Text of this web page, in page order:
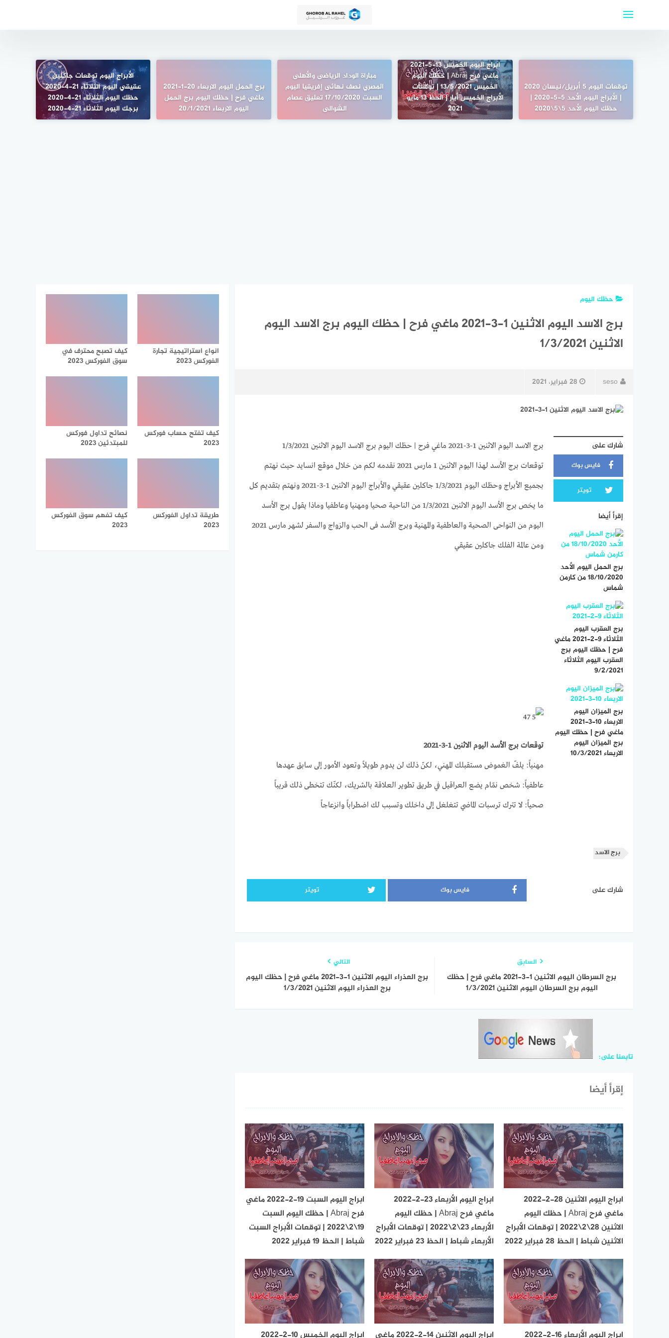
توقعات اليوم 5 أبريل/نيسان 2020
| الأبراج اليوم الأحد 5-5-2020 |
حظك اليوم الأحد 5\5\2020
ابراج اليوم الخميس 13-5-2021
ماغي فرح Abraj | حظك اليوم
الخميس 13/5/2021 | توقعات
الأبراج الخميس أيار | الحظ 13 مايو
2021
مباراة الوداد الرياضى والأهلى
المصري نصف نهائى إفريقيا اليوم
السبت 17/10/2020 تعليق عصام
الشوالى
برج الحمل اليوم الاربعاء 20-1-2021
ماغي فرح | حظك اليوم برج الحمل
اليوم الاربعاء 20/1/2021
الأبراج اليوم توقعات جاكلين
عقيقي اليوم الثلاثاء 21-4-2020
حظك اليوم الثلاثاء 21-4-2020
برجك اليوم الثلاثاء 21-4-2020
حظك اليوم
برج الاسد اليوم الاثنين 1-3-2021 ماغي فرح | حظك اليوم برج الاسد اليوم
الاثنين 1/3/2021
seso 28 فبراير، 2021
برج الاسد اليوم الاثنين 1-3-2021 ماغي فرح | حظك اليوم برج الاسد اليوم الاثنين 1/3/2021
توقعات برج الأسد لهذا اليوم الاثنين 1 مارس 2021 نقدمه لكم من خلال موقع انسايد حيث نهتم
بجميع الأبراج وحظك اليوم 1/3/2021 جاكلين عقيقي والأبراج اليوم الاثنين 1-3-2021 ونهتم بتقديم كل
ما يخص برج الأسد اليوم الاثنين 1/3/2021 من الناحية صحيا ومهنيا وعاطفيا وماذا يقول برج الأسد
اليوم من النواحى الصحية والعاطفية والمهنية وبرج الأسد فى الحب والزواج والسفر لشهر مارس 2021
ومن عالمة الفلك جاكلين عقيقي
توقعات برج الأسد اليوم الاثنين 1-3-2021
مهنياً: يلفّ الغموض مستقبلك المهني، لكنّ ذلك لن يدوم طويلاً وتعود الأمور إلى سابق عهدها
عاطفياً: شخص نمّام يضع العراقيل في طريق تطوير العلاقة بالشريك، لكنّك تتخطى ذلك قريباً
صحياً: لا تترك ترسبات الماضي تتغلغل إلى داخلك وتسبب لك اضطراباً وانزعاجاً
شارك على
فايس بوك
تويتر
إقرأ أيضا
برج الحمل اليوم الأحد
18/10/2020 من كارمن
شماس
برج العقرب اليوم
الثلاثاء 9-2-2021 ماغي
فرح | حظك اليوم برج
العقرب اليوم الثلاثاء
9/2/2021
برج الميزان اليوم
الاربعاء 10-3-2021
ماغي فرح | حظك اليوم
برج الميزان اليوم
الاربعاء 10/3/2021
برج الاسد
شارك على فايس بوك تويتر
السابق
برج السرطان اليوم الاثنين 1-3-2021 ماغي فرح | حظك
اليوم برج السرطان اليوم الاثنين 1/3/2021
التالي
برج العذراء اليوم الاثنين 1-3-2021 ماغي فرح | حظك اليوم
برج العذراء اليوم الاثنين 1/3/2021
تابعنا على:
إقرأ أيضا
ابراج اليوم الاثنين 28-2-2022
ماغي فرح Abraj | حظك اليوم
الاثنين 28\2\2022 | توقعات الأبراج
الاثنين شباط | الحظ 28 فبراير 2022
ابراج اليوم الأربعاء 23-2-2022
ماغي فرح Abraj | حظك اليوم
الأربعاء 23\2\2022 | توقعات الأبراج
الأربعاء شباط | الحظ 23 فبراير 2022
ابراج اليوم السبت 19-2-2022 ماغي
فرح Abraj | حظك اليوم السبت
19\2\2022 | توقعات الأبراج السبت
شباط | الحظ 19 فبراير 2022
انواع استراتيجية تجارة
الفوركس 2023
كيف تصبح محترف في
سوق الفوركس 2023
كيف تفتح حساب فوركس
2023
نصائح تداول فوركس
للمبتدئين 2023
طريقة تداول الفوركس
2023
كيف تفهم سوق الفوركس
2023